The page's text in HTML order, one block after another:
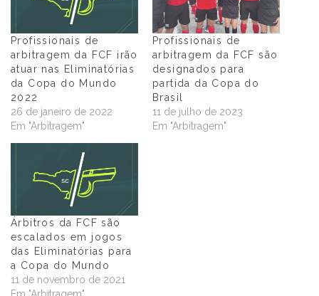
Profissionais de
arbitragem da FCF irão
atuar nas Eliminatórias
da Copa do Mundo
2022
26 de janeiro de 2022
Em "Arbitragem"
Profissionais de
arbitragem da FCF são
designados para
partida da Copa do
Brasil
11 de julho de 2023
Em "Arbitragem"
Árbitros da FCF são
escalados em jogos
das Eliminatórias para
a Copa do Mundo
11 de novembro de 2021